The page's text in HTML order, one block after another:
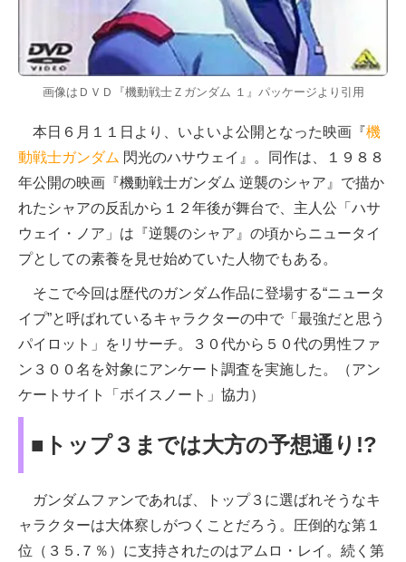
画像はＤＶＤ『機動戦士Ｚガンダム １』パッケージより引用
本日６月１１日より、いよいよ公開となった映画『機
動戦士ガンダム 閃光のハサウェイ』。同作は、１９８８
年公開の映画『機動戦士ガンダム 逆襲のシャア』で描か
れたシャアの反乱から１２年後が舞台で、主人公「ハサ
ウェイ・ノア」は『逆襲のシャア』の頃からニュータイ
プとしての素養を見せ始めていた人物でもある。
そこで今回は歴代のガンダム作品に登場する“ニュータ
イプ”と呼ばれているキャラクターの中で「最強だと思う
パイロット」をリサーチ。３０代から５０代の男性ファ
ン３００名を対象にアンケート調査を実施した。（アン
ケートサイト「ボイスノート」協力）
■トップ３までは大方の予想通り!?
ガンダムファンであれば、トップ３に選ばれそうなキ
ャラクターは大体察しがつくことだろう。圧倒的な第１
位（３５.７％）に支持されたのはアムロ・レイ。続く第